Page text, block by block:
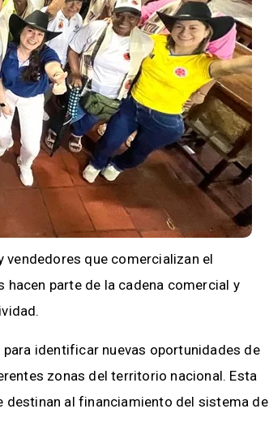
que comercializan el
parte de la cadena comercial y
identificar nuevas oportunidades de
zonas del territorio nacional. Esta
al financiamiento del sistema de